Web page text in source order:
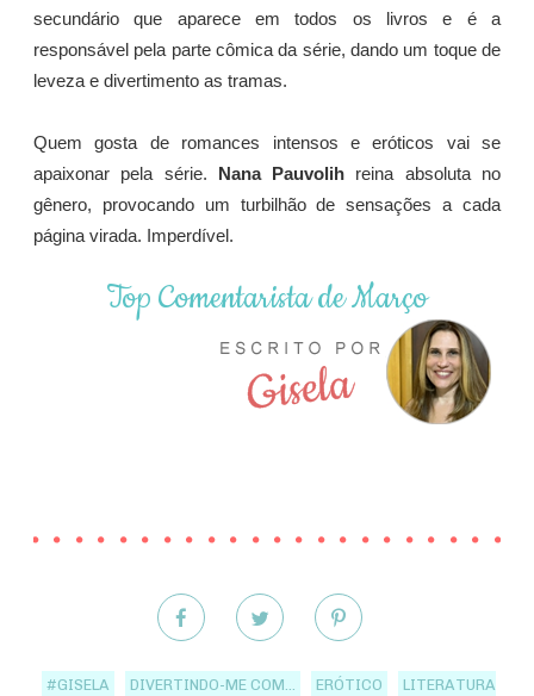
secundário que aparece em todos os livros e é a
responsável pela parte cômica da série, dando um toque de
leveza e divertimento as tramas.
Quem gosta de romances intensos e eróticos vai se
apaixonar pela série.
Nana Pauvolih reina absoluta no
gênero, provocando um turbilhão de sensações a cada
página virada. Imperdível.
Top Comentarista de Março
#GISELA DIVERTINDO-ME COM... ERÓTICO
LITERATURA